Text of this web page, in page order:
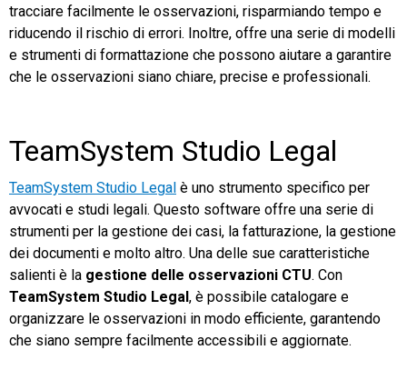
tracciare facilmente le osservazioni, risparmiando tempo e
riducendo il rischio di errori. Inoltre, offre una serie di modelli
e strumenti di formattazione che possono aiutare a garantire
che le osservazioni siano chiare, precise e professionali.
TeamSystem Studio Legal
TeamSystem Studio Legal è uno strumento specifico per
avvocati e studi legali. Questo software offre una serie di
strumenti per la gestione dei casi, la fatturazione, la gestione
dei documenti e molto altro. Una delle sue caratteristiche
salienti è la gestione delle osservazioni CTU. Con
TeamSystem Studio Legal , è possibile catalogare e
organizzare le osservazioni in modo efficiente, garantendo
che siano sempre facilmente accessibili e aggiornate.